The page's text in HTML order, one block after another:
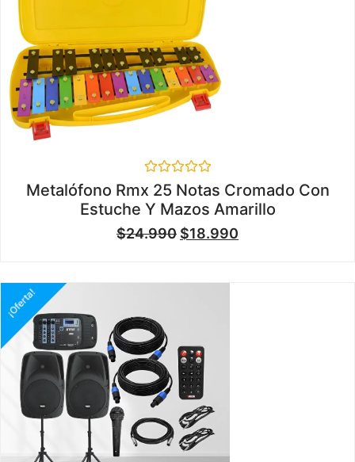
Valorado
en
0
5
Metalófono Rmx 25 Notas Cromado Con
Estuche Y Mazos Amarillo
$24.990 $18.990
¡Oferta!